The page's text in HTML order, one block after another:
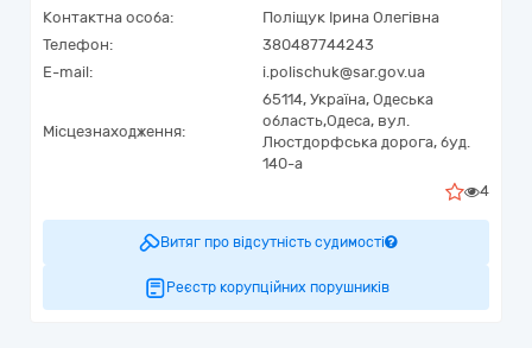
Контактна особа:
Поліщук Ірина Олегівна
Телефон:
380487744243
E-mail:
i.polischuk@sar.gov.ua
Місцезнаходження:
65114, Україна, Одеська
область,Одеса, вул.
Люстдорфська дорога, буд.
140-а
4
Витяг про відсутність судимості
Реєстр корупційних порушників